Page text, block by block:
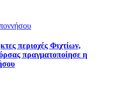
περιοχές Φιχτίων,
πραγματοποίησε η